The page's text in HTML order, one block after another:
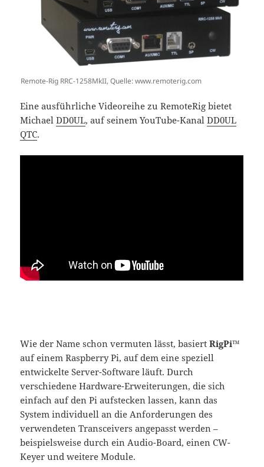
Remote-Rig RRC-1258MkII, Quelle: www.remoterig.com
Eine ausführliche Videoreihe zu RemoteRig bietet
MichaelDD0UL, auf seinem YouTube-KanalDD0UL
QTC.
Wie der Name schon vermuten lässt, basiertRigPi™
auf einem Raspberry Pi, auf dem eine speziell
entwickelte Server-Software läuft. Durch
verschiedene Hardware-Erweiterungen, die sich
einfach auf den Pi aufstecken lassen, kann das
System individuell an die Anforderungen des
verwendeten Transceivers angepasst werden –
beispielsweise durch ein Audio-Board, einen CW-
Keyer und weitere Module.